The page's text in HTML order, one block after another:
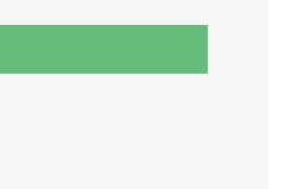
e pessoas físicas